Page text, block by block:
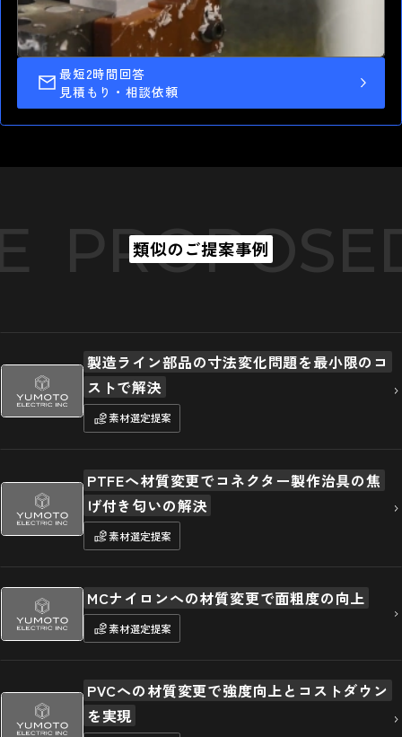
高精度 切削加工
最短2時間回答
見積もり・相談依頼
類似のご提案事例
製造ライン部品の寸法変化問題を最小限のコ
ストで解決
素材選定提案
PTFEへ材質変更でコネクター製作治具の焦
げ付き匂いの解決
素材選定提案
MCナイロンへの材質変更で面粗度の向上
素材選定提案
PVCへの材質変更で強度向上とコストダウン
を実現